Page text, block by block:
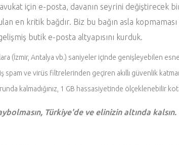
için e-posta, davanın seyrini değiştirecek
en kritik bağdır. Biz bu bağın asla
butik e-posta altyapısını kurduk.
(İzmir, Antalya vb.) saniyeler içinde genişleyebilen
spam ve virüs filtrelerinden geçiren akıllı güvenlik
kalmadığınız, 1 GB hassasiyetinde ölçeklenebilir
Türkiye'de ve elinizin altında kalsın.